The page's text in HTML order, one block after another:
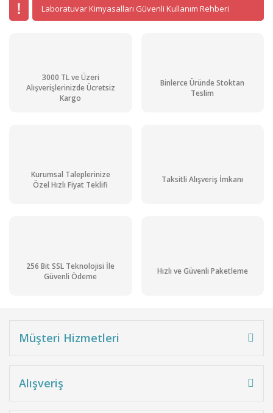
Laboratuvar Kimyasalları Güvenli Kullanım Rehberi
3000 TL ve Üzeri
Alışverişlerinizde Ücretsiz
Kargo
Binlerce Üründe Stoktan
Teslim
Kurumsal Taleplerinize
Özel Hızlı Fiyat Teklifi
Taksitli Alışveriş İmkanı
256 Bit SSL Teknolojisi İle
Güvenli Ödeme
Hızlı ve Güvenli Paketleme
Müşteri Hizmetleri
Alışveriş